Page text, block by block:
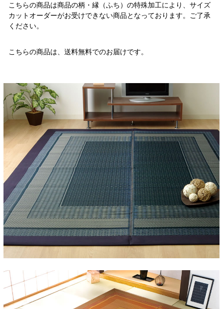
こちらの商品は商品の柄・縁（ふち）の特殊加工により、サイズ
カットオーダーがお受けできない商品となっております。ご了承
ください。
こちらの商品は、送料無料でのお届けです。